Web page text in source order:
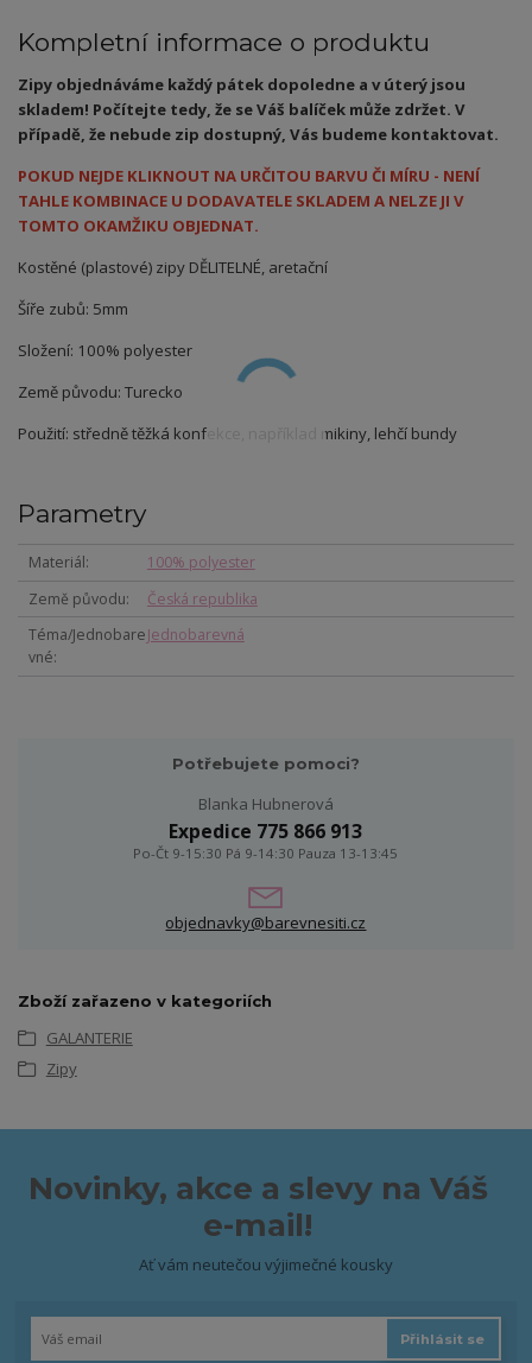
Kompletní informace o produktu
Zipy objednáváme každý pátek dopoledne a v úterý jsou
skladem! Počítejte tedy, že se Váš balíček může zdržet. V
případě, že nebude zip dostupný, Vás budeme kontaktovat.
POKUD NEJDE KLIKNOUT NA URČITOU BARVU ČI MÍRU - NENÍ
TAHLE KOMBINACE U DODAVATELE SKLADEM A NELZE JI V
TOMTO OKAMŽIKU OBJEDNAT.
Kostěné (plastové) zipy DĚLITELNÉ, aretační
Šíře zubů: 5mm
Složení: 100% polyester
Země původu: Turecko
Použití: středně těžká konfekce, například mikiny, lehčí bundy
Parametry
Materiál
100% polyester
Země původu
Česká republika
Téma/Jednobare
vné
Jednobarevná
Potřebujete pomoci?
Blanka Hubnerová
Expedice 775 866 913
Po-Čt 9-15:30 Pá 9-14:30 Pauza 13-13:45
objednavky@barevnesiti.cz
Zboží zařazeno v kategoriích
GALANTERIE
Zipy
Novinky, akce a slevy na Váš
e-mail!
Ať vám neutečou výjimečné kousky
Přihlásit se